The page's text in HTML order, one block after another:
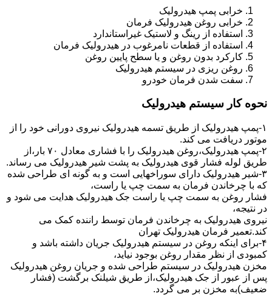
خرابی پمپ هیدرولیک
خرابی روغن هیدرولیک فرمان
استفاده از رینگ و لاستیک غیراستاندارد
استفاده از قطعات نامرغوب در هیدرولیک فرمان
کارکرد بدون روغن و یا سطح پایین روغن
روغن ریزی در سیستم هیدرولیک
سفت شدن فرمان خودرو
نحوه کار سیستم هیدرولیک
۱-پمپ هیدرولیک از طریق تسمه هیدرولیک نیروی دورانی خود را از
موتور دریافت می کند.
۲-پمپ هیدرولیک،روغن هیدرولیک را با فشاری معادل ۷۰ بار،از
طریق لوله فشار قوی هیدرولیک به پشت شیر هیدرولیک می رساند.
۳-شیر هیدرولیک دارای سوراخهایی است و به گونه ای طراحی شده
که با چرخاندن فرمان به سمت چپ یا راست،
فشار روغن به سمت چپ یا راست جک هیدرولیک هدایت می شود و
در نتیجه،
نیروی هیدرولیک به چرخاندن فرمان توسط راننده کمک می
کند.تعمیر فرمان هیدرولیک تهران
۴-برای اینکه روغن در سیستم هیدرولیک جریان داشته باشد و
کمبودی از نظر مقدار روغن بوجود نیاید،
مخزن هیدرولیک در سیستم طراحی شده و جریان روغن هیدرولیک
پس از عبور از جک هیدرولیک،از طریق شیلنک برگشت (فشار
ضعیف)به مخزن بر می گردد.